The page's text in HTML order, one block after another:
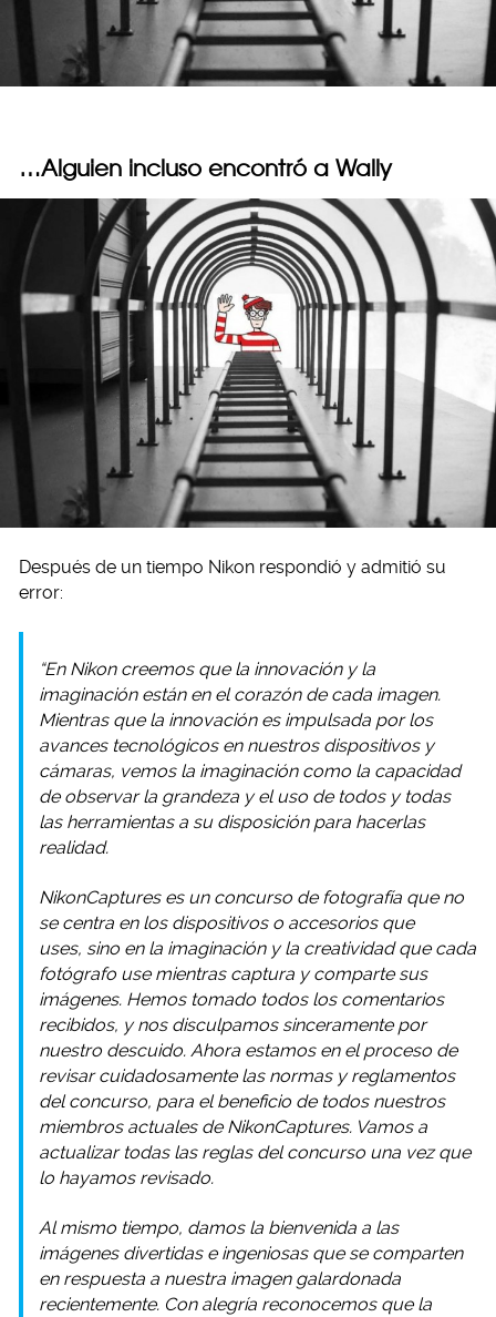
…Alguien incluso encontró a Wally
Después de un tiempo Nikon respondió y admitió su
error:
“En Nikon creemos que la innovación y la
imaginación están en el corazón de cada imagen.
Mientras que la innovación es impulsada por los
avances tecnológicos en nuestros dispositivos y
cámaras, vemos la imaginación como la capacidad
de observar la grandeza y el uso de todos y todas
las herramientas a su disposición para hacerlas
realidad.
NikonCaptures es un concurso de fotografía que no
se centra en los dispositivos o accesorios que
uses, sino en la imaginación y la creatividad que cada
fotógrafo use mientras captura y comparte sus
imágenes. Hemos tomado todos los comentarios
recibidos, y nos disculpamos sinceramente por
nuestro descuido. Ahora estamos en el proceso de
revisar cuidadosamente las normas y reglamentos
del concurso, para el beneficio de todos nuestros
miembros actuales de NikonCaptures. Vamos a
actualizar todas las reglas del concurso una vez que
lo hayamos revisado.
Al mismo tiempo, damos la bienvenida a las
imágenes divertidas e ingeniosas que se comparten
en respuesta a nuestra imagen galardonada
recientemente. Con alegría reconocemos que la